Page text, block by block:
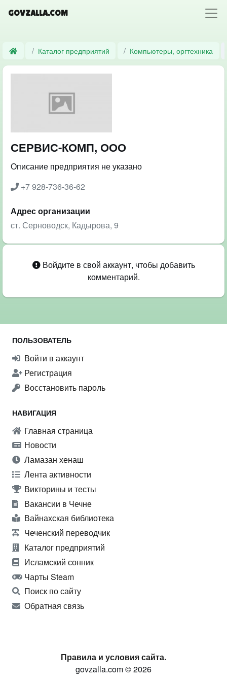
GOVZALLA.COM
Каталог предприятий Компьютеры, оргтехника
СЕРВИС-КОМП, ООО
Описание предприятия не указано
+7 928-736-36-62
Адрес организации
ст. Серноводск, Кадырова, 9
Войдите в свой аккаунт, чтобы добавить
комментарий.
ПОЛЬЗОВАТЕЛЬ
Войти в аккаунт
Регистрация
Восстановить пароль
НАВИГАЦИЯ
Главная страница
Новости
Ламазан хенаш
Лента активности
Викторины и тесты
Вакансии в Чечне
Вайнахская библиотека
Чеченский переводчик
Каталог предприятий
Исламский сонник
Чарты Steam
Поиск по сайту
Обратная связь
Правила и условия сайта.
govzalla.com © 2026